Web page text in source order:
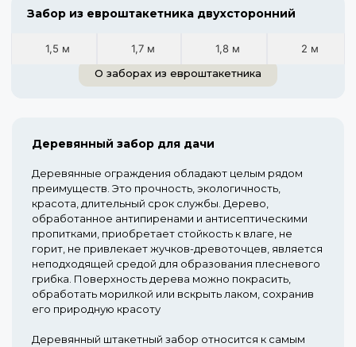
Забор из евроштакетника двухсторонний
1,5 м 1,7 м 1,8 м
2 м
О заборах из евроштакетника
Деревянный забор для дачи
Деревянные ограждения обладают целым рядом
преимуществ. Это прочность, экологичность,
красота, длительный срок службы. Дерево,
обработанное антипиренами и антисептическими
пропитками, приобретает стойкость к влаге, не
горит, не привлекает жучков-древоточцев, является
неподходящей средой для образования плесневого
грибка. Поверхность дерева можно покрасить,
обработать морилкой или вскрыть лаком, сохранив
его природную красоту
Деревянный штакетный забор относится к самым